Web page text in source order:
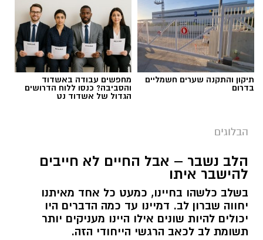
לחצו כאן
יש לכם מידע חשוב שטרם נחשף? צילומים מאירוע
חדשותי? מצאתם טעות בכתבה? נשמח שתשתפו
תיקון והתקנה שערים חשמליים
בדרום
מחפשים עבודה באשדוד
והסביבה? כנסו ללוח הדרושים
הגדול של אשדוד נט
הבלוגים
הלב נשבר – אבל החיים לא חייבים
להישבר איתו
בשלב כלשהו בחיינו, כמעט כל אחד מאיתנו
יחווה שברון לב. דמיינו עד כמה הדברים היו
יכולים להיות שונים אילו היינו מעניקים יותר
תשומת לב לכאב הרגשי הייחודי הזה.